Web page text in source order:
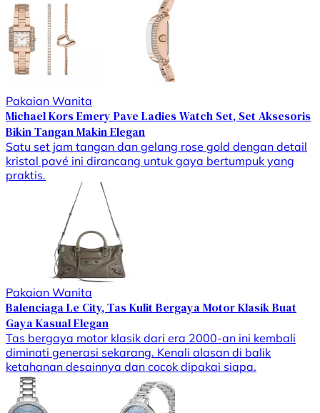
Pakaian Wanita
Michael Kors Emery Pave Ladies Watch Set, Set Aksesoris
Bikin Tangan Makin Elegan
Satu set jam tangan dan gelang rose gold dengan detail
kristal pavé ini dirancang untuk gaya bertumpuk yang
praktis.
Pakaian Wanita
Balenciaga Le City, Tas Kulit Bergaya Motor Klasik Buat
Gaya Kasual Elegan
Tas bergaya motor klasik dari era 2000-an ini kembali
diminati generasi sekarang. Kenali alasan di balik
ketahanan desainnya dan cocok dipakai siapa.